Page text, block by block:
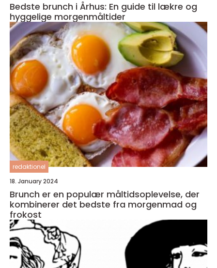
Bedste brunch i Århus: En guide til lækre og
hyggelige morgenmåltider
redaktionel
18. January 2024
Brunch er en populær måltidsoplevelse, der
kombinerer det bedste fra morgenmad og
frokost